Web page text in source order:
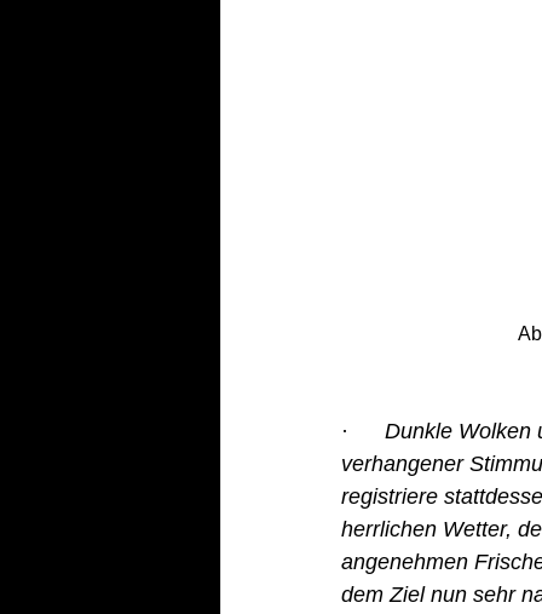
· Dunkle Wolken
verhangener
registriere
herrlichen Wetter,
angenehmen
dem Ziel nun sehr